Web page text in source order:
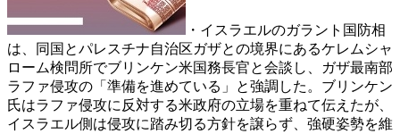
・イスラエルのガラント国防相
は、同国とパレスチナ自治区ガザとの境界にあるケレムシャ
ローム検問所でブリンケン米国務長官と会談し、ガザ最南部
ラファ侵攻の「準備を進めている」と強調した。ブリンケン
氏はラファ侵攻に反対する米政府の立場を重ねて伝えたが、
イスラエル側は侵攻に踏み切る方針を譲らず、強硬姿勢を維